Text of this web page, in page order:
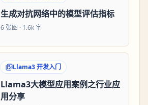
生成对抗网络中的模型评估指标
6 张图 · 1.6k 字
Llama3 开发入门
Llama3大模型应用案例之行业应
用分享